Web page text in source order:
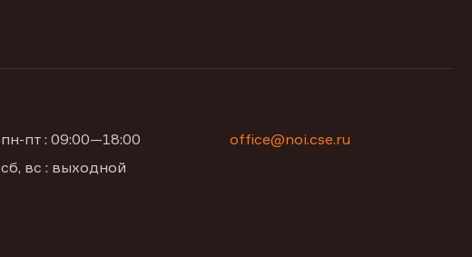
пн-пт : 09:00—18:00
сб, вс : выходной
office@noi.cse.ru